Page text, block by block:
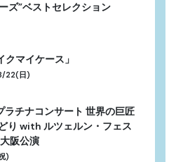
ズ”ベストセレクション
マイケース」
22(日)
チナコンサート 世界の巨匠
り with ルツェルン・フェス
阪公演
)